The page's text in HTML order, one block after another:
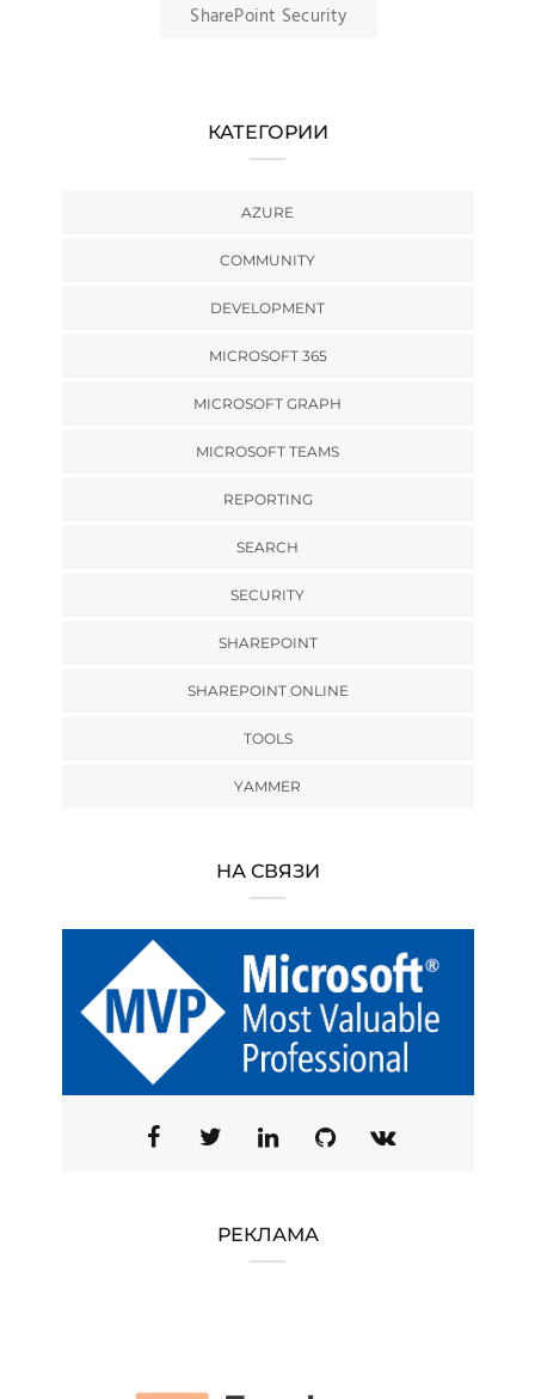
SharePoint Security
КАТЕГОРИИ
AZURE
COMMUNITY
DEVELOPMENT
MICROSOFT 365
MICROSOFT GRAPH
MICROSOFT TEAMS
REPORTING
SEARCH
SECURITY
SHAREPOINT
SHAREPOINT ONLINE
TOOLS
YAMMER
НА СВЯЗИ
РЕКЛАМА